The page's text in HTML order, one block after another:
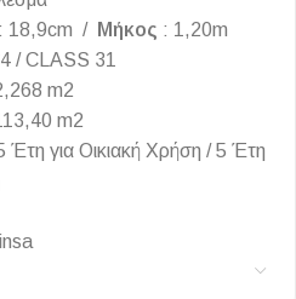
: 18,9cm / Μήκος : 1,20m
/ CLASS 31
m2
m2
Έτη για Οικιακή Χρήση /5 Έτη